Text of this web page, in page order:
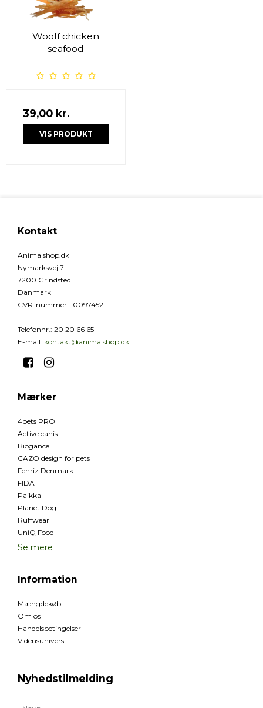
Woolf chicken
seafood
39,00 kr.
VIS PRODUKT
Kontakt
Animalshop.dk
Nymarksvej 7
7200 Grindsted
Danmark
CVR-nummer: 10097452
Telefonnr. : 20 20 66 65
E-mail: kontakt@animalshop.dk
Mærker
4pets PRO
Active canis
Biogance
CAZO design for pets
Fenriz Denmark
FIDA
Paikka
Planet Dog
Ruffwear
UniQ Food
Se mere
Information
Mængdekøb
Om os
Handelsbetingelser
Vidensunivers
Nyhedstilmelding